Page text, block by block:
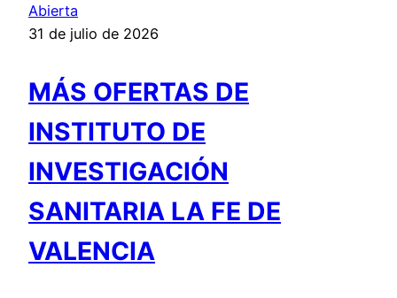
Abierta
31 de julio de 2026
MÁS OFERTAS DE
INSTITUTO DE
INVESTIGACIÓN
SANITARIA LA FE DE
VALENCIA